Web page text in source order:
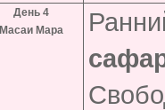
День 4
Масаи Мара